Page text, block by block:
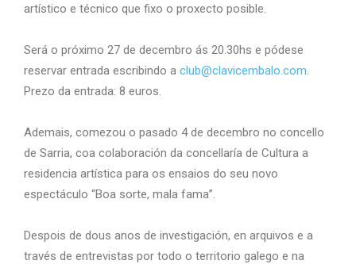
artístico e técnico que fixo o proxecto posible.
Será o próximo 27 de decembro ás 20.30hs e pódese
reservar entrada escribindo a club@clavicembalo.com
Prezo da entrada: 8 euros.
Ademais, comezou o pasado 4 de decembro no concello
de Sarria, coa colaboración da concellaría de Cultura a
residencia artística para os ensaios do seu novo
espectáculo “Boa sorte, mala fama”.
Despois de dous anos de investigación, en arquivos e a
través de entrevistas por todo o territorio galego e na